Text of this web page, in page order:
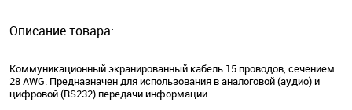
Описание товара:
Коммуникационный экранированный кабель 15 проводов, сечением
28 AWG. Предназначен для использования в аналоговой (аудио) и
цифровой (RS232) передачи информации..